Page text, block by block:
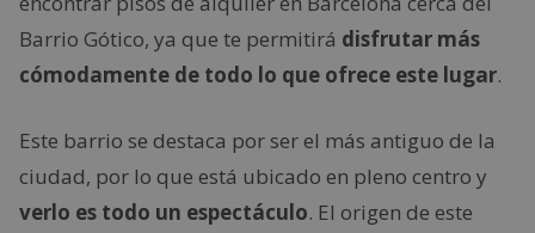
Barrio Gótico, ya que te permitirá disfrutar más
cómodamente de todo lo que ofrece este lugar.
Este barrio se destaca por ser el más antiguo de la
ciudad, por lo que está ubicado en pleno centro y
verlo es todo un espectáculo. El origen de este